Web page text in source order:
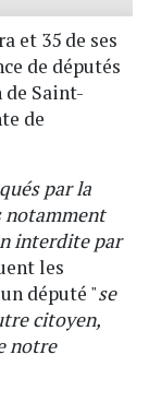
et 35 de ses
de députés
de Saint-
de
par la
notamment
interdite par
les
député "se
citoyen,
notre